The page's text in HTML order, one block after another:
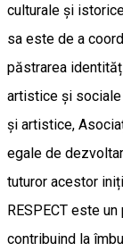
culturale și
sa este de a
păstrarea
artistice și sociale
și artistice,
egale de
tuturor acestor
RESPECT este
contribuind la